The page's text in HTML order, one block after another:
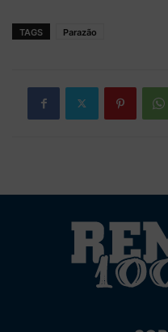
TAGS Parazão